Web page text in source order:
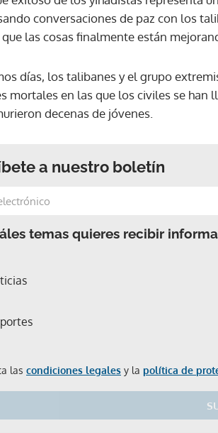
conversaciones de paz con los
las cosas finalmente están
días, los talibanes y el grupo
mortales en las que los civiles se han
decenas de jóvenes.
a nuestro boletín
temas quieres recibir
las condiciones legales y la política de